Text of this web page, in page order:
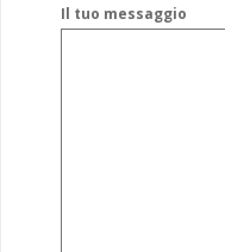
Il tuo messaggio